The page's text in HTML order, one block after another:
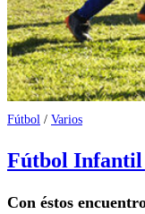
Fútbol / Varios
Fútbol Infantil
Con éstos